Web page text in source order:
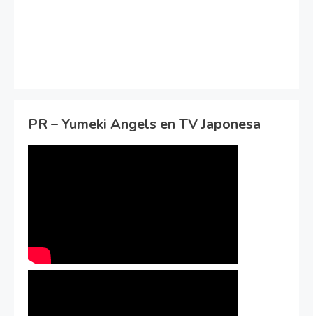
PR – Yumeki Angels en TV Japonesa